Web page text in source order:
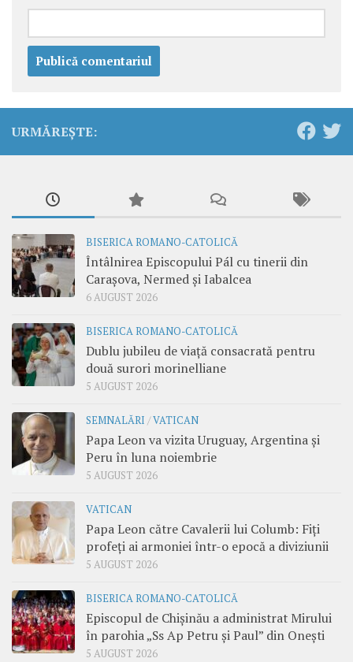
URMĂREȘTE:
BISERICA ROMANO-CATOLICĂ
Întâlnirea Episcopului Pál cu tinerii din
Carașova, Nermed și Iabalcea
6 AUGUST 2026
BISERICA ROMANO-CATOLICĂ
Dublu jubileu de viață consacrată pentru
două surori morinelliane
5 AUGUST 2026
SEMNALĂRI /VATICAN
Papa Leon va vizita Uruguay, Argentina și
Peru în luna noiembrie
5 AUGUST 2026
VATICAN
Papa Leon către Cavalerii lui Columb: Fiți
profeți ai armoniei într-o epocă a diviziunii
5 AUGUST 2026
BISERICA ROMANO-CATOLICĂ
Episcopul de Chișinău a administrat Mirului
în parohia „Ss Ap Petru și Paul” din Onești
5 AUGUST 2026